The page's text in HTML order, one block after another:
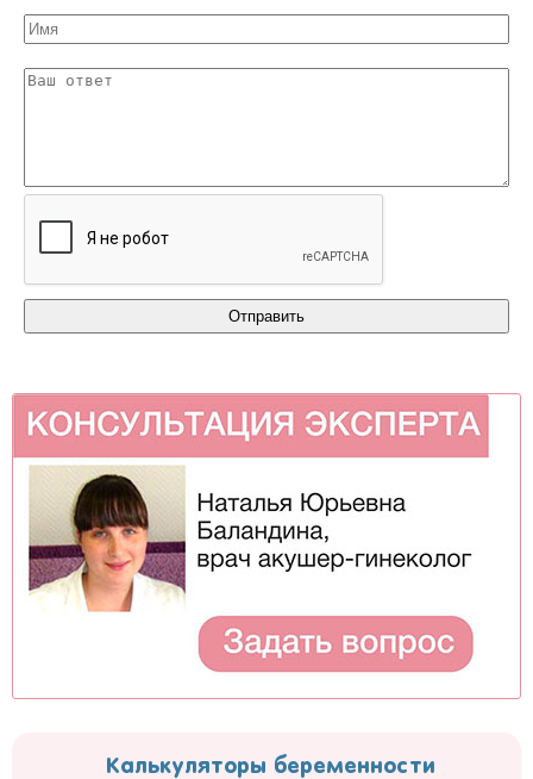
Калькуляторы беременности